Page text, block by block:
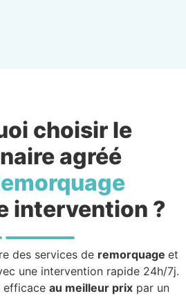
choisir le
agréé
intervention ?
des services de remorquage et
une intervention rapide 24h/7j.
efficace au meilleur prixpar un